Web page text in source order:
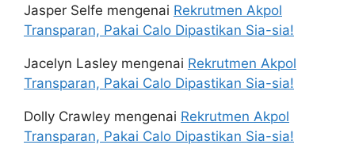
Jasper Selfe mengenai Rekrutmen Akpol
Transparan, Pakai Calo Dipastikan Sia-sia!
Jacelyn Lasley mengenai Rekrutmen Akpol
Transparan, Pakai Calo Dipastikan Sia-sia!
Dolly Crawley mengenai Rekrutmen Akpol
Transparan, Pakai Calo Dipastikan Sia-sia!